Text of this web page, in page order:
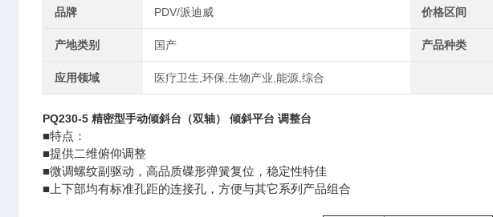
品牌 PDV/派迪威 价格区间
产地类别 国产 产品种类
应用领域 医疗卫生,环保,生物产业,能源,综合
PQ230-5精密型手动倾斜台（双轴） 倾斜平台 调整台
■特点：
■提供二维俯仰调整
■微调螺纹副驱动，高品质碟形弹簧复位，稳定性特佳
■上下部均有标准孔距的连接孔，方便与其它系列产品组合